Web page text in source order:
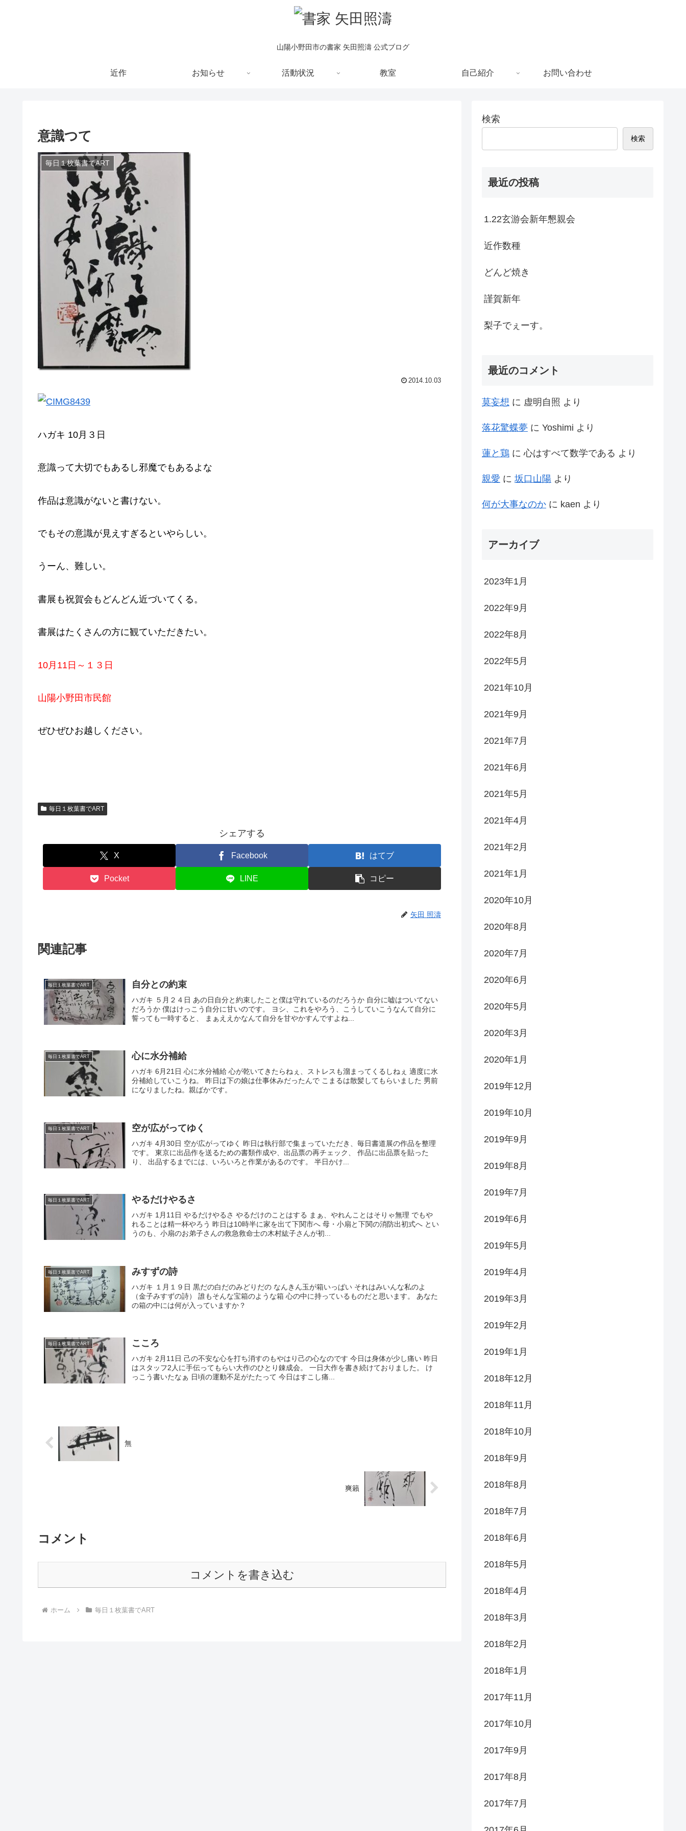
山陽小野田市の書家 矢田照濤 公式ブログ
近作 お知らせ 活動状況 教室 自己紹介 お問い合わせ
意識つて
毎日１枚葉書でART
2014.10.03
ハガキ 10月３日
意識って大切でもあるし邪魔でもあるよな
作品は意識がないと書けない。
でもその意識が見えすぎるといやらしい。
うーん、難しい。
書展も祝賀会もどんどん近づいてくる。
書展はたくさんの方に観ていただきたい。
10月11日～１３日
山陽小野田市民館
ぜひぜひお越しください。
毎日１枚葉書でART
シェアする
X Facebook はてブ
Pocket LINE コピー
矢田 照濤
関連記事
毎日１枚葉書でART 自分との約束
ハガキ ５月２４日 あの日自分と約束したこと僕は守れているのだろうか 自分に嘘はついてない
だろうか 僕はけっこう自分に甘いのです。 ヨシ、これをやろう、こうしていこうなんて自分に
誓っても一時すると、 まぁええかなんて自分を甘やかすんですよね...
毎日１枚葉書でART 心に水分補給
ハガキ 6月21日 心に水分補給 心が乾いてきたらねぇ、ストレスも溜まってくるしねぇ 適度に水
分補給していこうね。 昨日は下の娘は仕事休みだったんで こまるは散髪してもらいました 男前
になりましたね。親ばかです。
毎日１枚葉書でART 空が広がってゆく
ハガキ 4月30日 空が広がってゆく 昨日は執行部で集まっていただき、毎日書道展の作品を整理
です。 東京に出品作を送るための書類作成や、出品票の再チェック、 作品に出品票を貼った
り、 出品するまでには、いろいろと作業があるのです。 半日かけ...
毎日１枚葉書でART やるだけやるさ
ハガキ 1月11日 やるだけやるさ やるだけのことはする まぁ、やれんことはそりゃ無理 でもや
れることは精一杯やろう 昨日は10時半に家を出て下関市へ 母・小扇と下関の消防出初式へ とい
うのも、小扇のお弟子さんの救急救命士の木村紘子さんが初...
毎日１枚葉書でART みすずの詩
ハガキ １月１９日 黒だの白だのみどりだの なんきん玉が箱いっぱい それはみいんな私のよ
（金子みすずの詩） 誰もそんな宝箱のような箱 心の中に持っているものだと思います。 あなた
の箱の中には何が入っていますか？
毎日１枚葉書でART こころ
ハガキ 2月11日 己の不安な心を打ち消すのもやはり己の心なのです 今日は身体が少し痛い 昨日
はスタッフ2人に手伝ってもらい大作のひとり錬成会。 一日大作を書き続けておりました。 け
っこう書いたなぁ 日頃の運動不足がたたって 今日はすこし痛...
無
爽籟
コメント
コメントを書き込む
ホーム 毎日１枚葉書でART
検索
検索
最近の投稿
1.22玄游会新年懇親会
近作数種
どんど焼き
謹賀新年
梨子でぇーす。
最近のコメント
莫妄想 に 虚明自照 より
落花驚蝶夢 に Yoshimi より
蓮と鶏 に心はすべて数学である より
親愛 に 坂口山陽 より
何が大事なのか に kaen より
アーカイブ
2023年1月
2022年9月
2022年8月
2022年5月
2021年10月
2021年9月
2021年7月
2021年6月
2021年5月
2021年4月
2021年2月
2021年1月
2020年10月
2020年8月
2020年7月
2020年6月
2020年5月
2020年3月
2020年1月
2019年12月
2019年10月
2019年9月
2019年8月
2019年7月
2019年6月
2019年5月
2019年4月
2019年3月
2019年2月
2019年1月
2018年12月
2018年11月
2018年10月
2018年9月
2018年8月
2018年7月
2018年6月
2018年5月
2018年4月
2018年3月
2018年2月
2018年1月
2017年11月
2017年10月
2017年9月
2017年8月
2017年7月